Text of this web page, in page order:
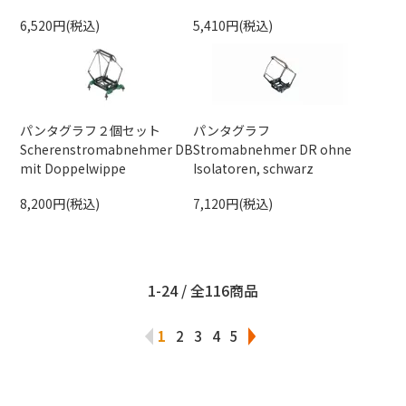
6,520円(税込)
5,410円(税込)
パンタグラフ２個セット
Scherenstromabnehmer DB
mit Doppelwippe
8,200円(税込)
パンタグラフ
Stromabnehmer DR ohne
Isolatoren, schwarz
7,120円(税込)
1-24 / 全116商品
1 2 3 4 5